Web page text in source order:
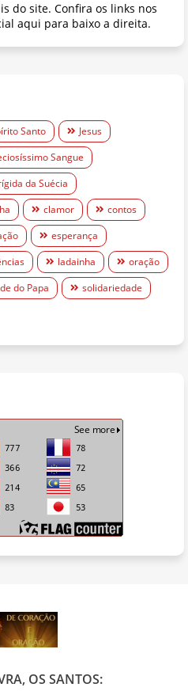
do site. Confira os links nos
aqui para baixo a direita.
Santo
Jesus
Sangue
da Suécia
clamor
contos
esperança
ladainha
oração
do Papa
solidariedade
OS SANTOS: